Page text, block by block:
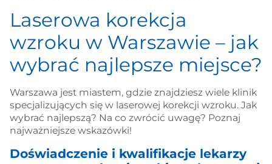
Laserowa korekcja
wzroku w Warszawie – jak
wybrać najlepsze miejsce?
Warszawa jest miastem, gdzie znajdziesz wiele klinik
specjalizujących się w laserowej korekcji wzroku. Jak
wybrać najlepszą? Na co zwrócić uwagę? Poznaj
najważniejsze wskazówki!
Doświadczenie i kwalifikacje lekarzy